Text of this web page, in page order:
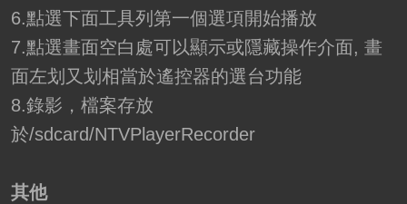
6.點選下面工具列第一個選項開始播放
7.點選畫面空白處可以顯示或隱藏操作介面, 畫
面左划又划相當於遙控器的選台功能
8.錄影，檔案存放
於/sdcard/NTVPlayerRecorder
其他